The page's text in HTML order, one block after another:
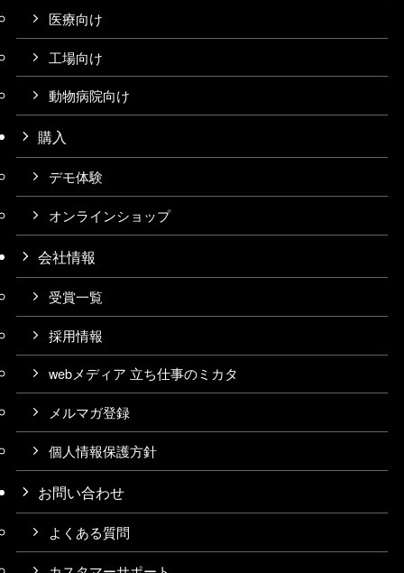
医療向け
工場向け
動物病院向け
購入
デモ体験
オンラインショップ
会社情報
受賞一覧
採用情報
webメディア 立ち仕事のミカタ
メルマガ登録
個人情報保護方針
お問い合わせ
よくある質問